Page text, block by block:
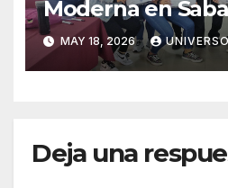
Moderna en
MAY 18, 2026
Deja una